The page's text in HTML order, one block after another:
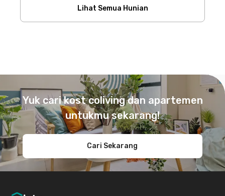
Lihat Semua Hunian
Yuk cari kost coliving dan apartemen
untukmu sekarang!
Cari Sekarang